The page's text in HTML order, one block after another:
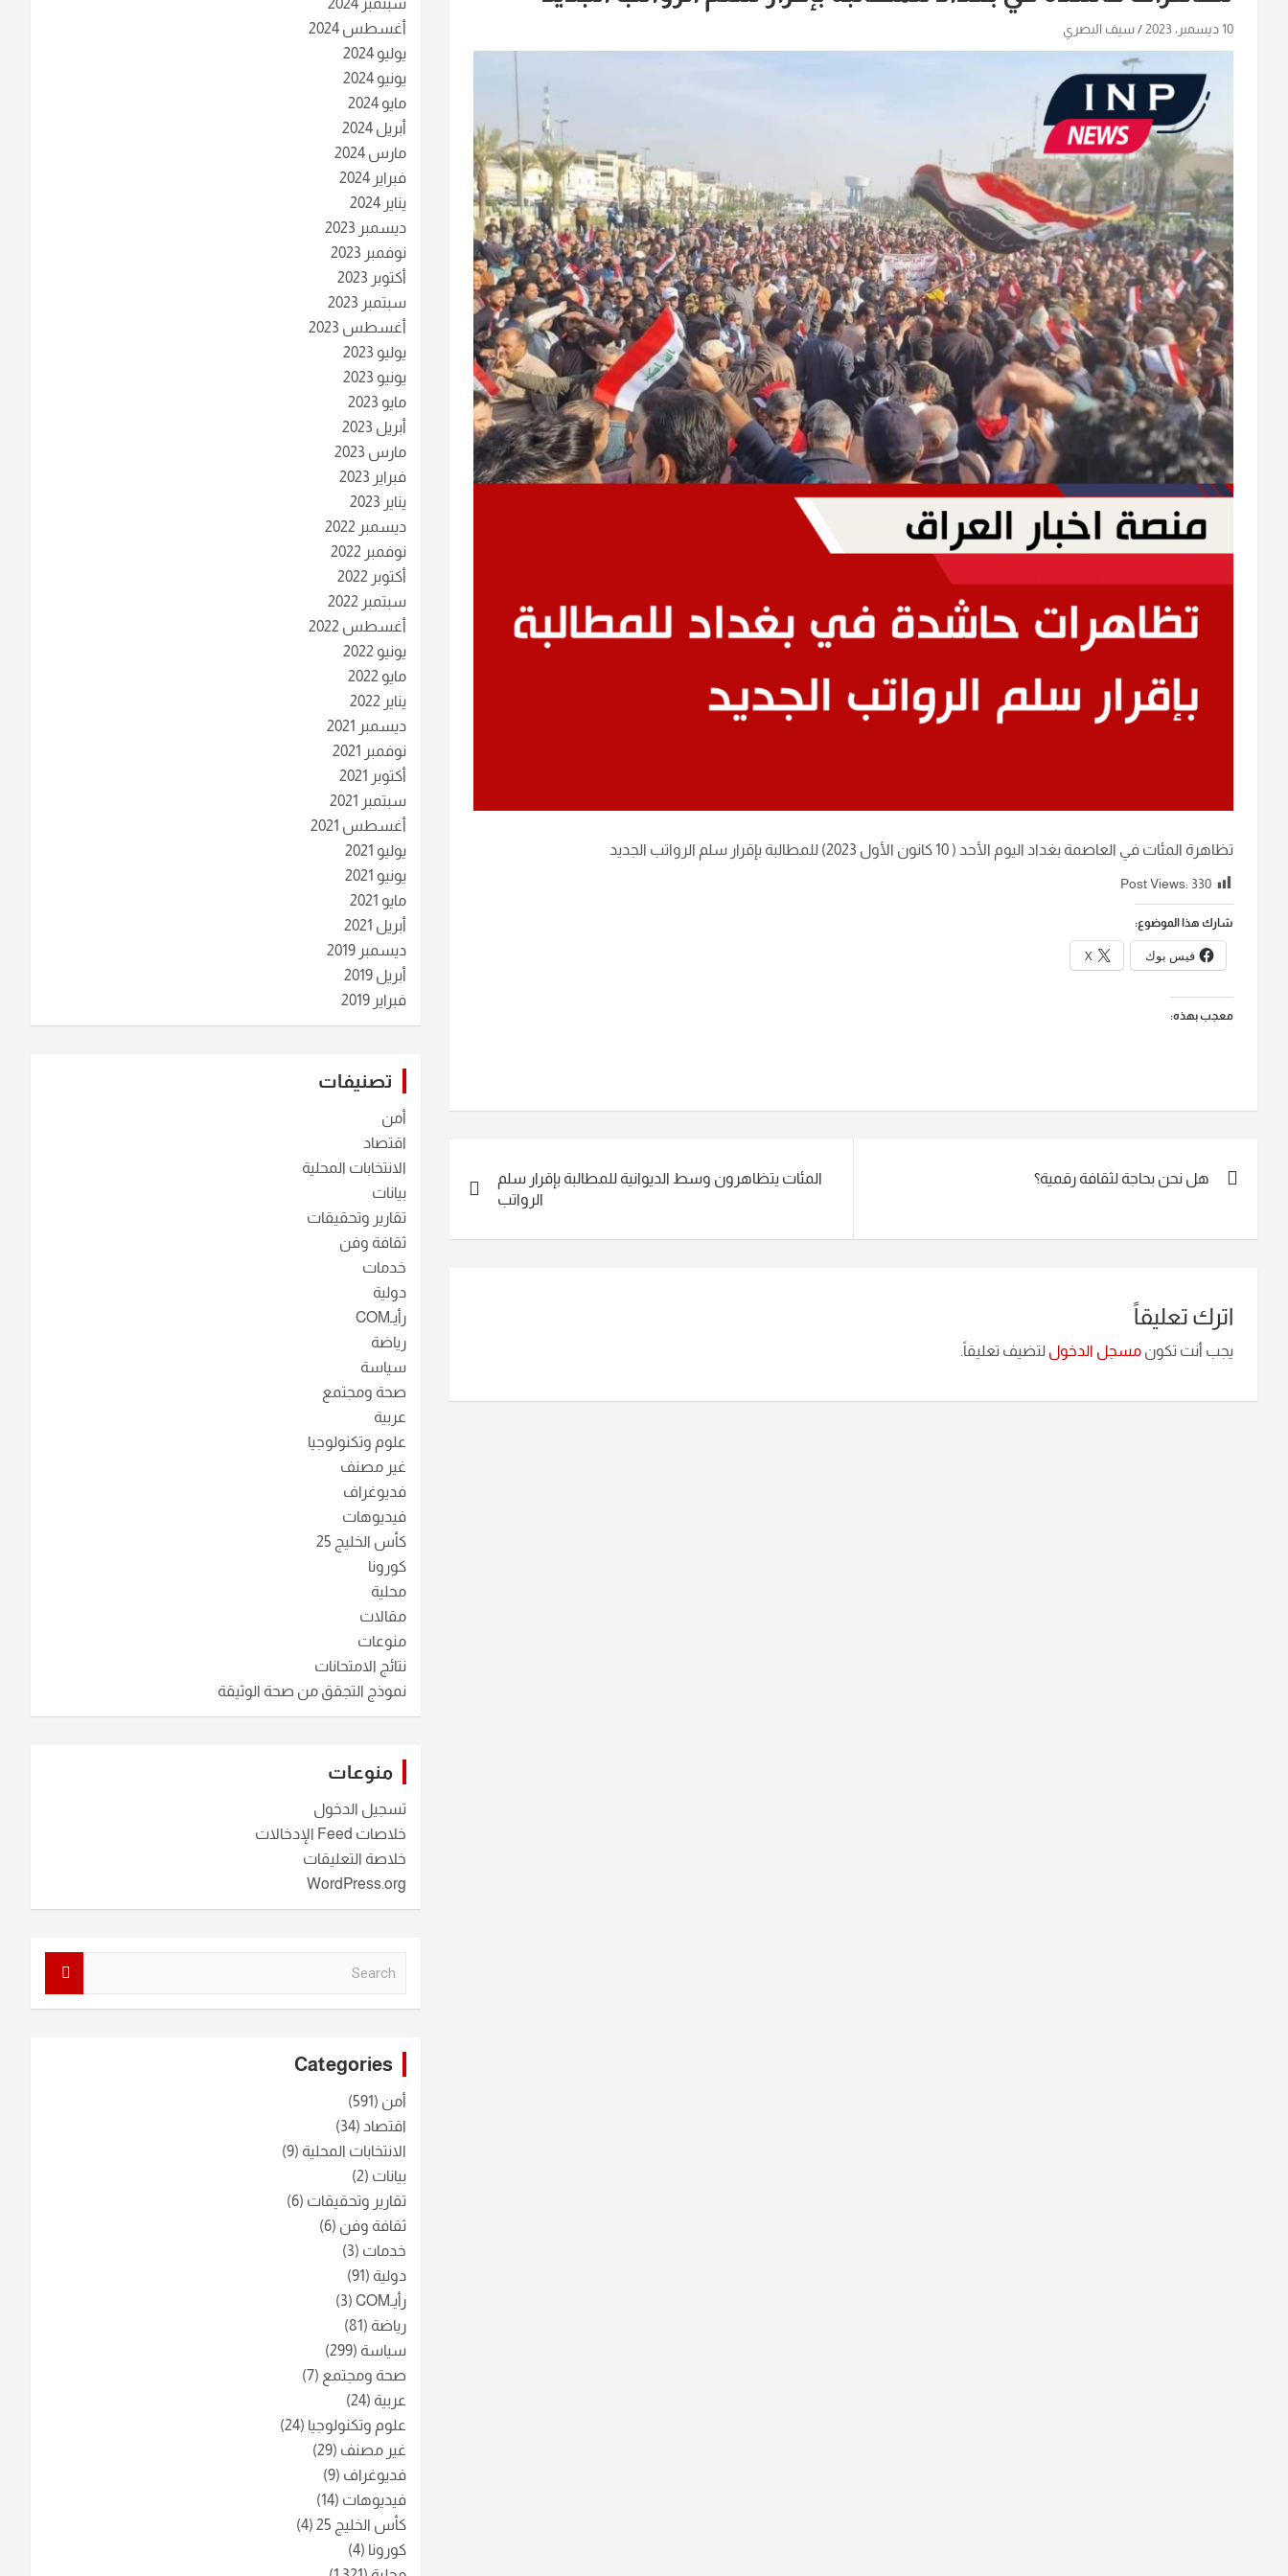
10 ديسمبر، 2023 سيف البصري
تظاهرة المئات في العاصمة بغداد اليوم الأحد ( 10 كانون الأول 2023) للمطالبة بإقرار سلم الرواتب الجديد
Post Views: 330
شارك هذا الموضوع:
فيس بوك X
معجب بهذه:
المقالات
هل نحن بحاجة لثقافة رقمية؟
المئات يتظاهرون وسط الديوانية للمطالبة بإقرار سلم
الرواتب
اترك تعليقاً
يجب أنت تكون مسجل الدخول لتضيف تعليقاً.
أغسطس 2024
يوليو 2024
يونيو 2024
مايو 2024
أبريل 2024
مارس 2024
فبراير 2024
يناير 2024
ديسمبر 2023
نوفمبر 2023
أكتوبر 2023
سبتمبر 2023
أغسطس 2023
يوليو 2023
يونيو 2023
مايو 2023
أبريل 2023
مارس 2023
فبراير 2023
يناير 2023
ديسمبر 2022
نوفمبر 2022
أكتوبر 2022
سبتمبر 2022
أغسطس 2022
يونيو 2022
مايو 2022
يناير 2022
ديسمبر 2021
نوفمبر 2021
أكتوبر 2021
سبتمبر 2021
أغسطس 2021
يوليو 2021
يونيو 2021
مايو 2021
أبريل 2021
ديسمبر 2019
أبريل 2019
فبراير 2019
تصنيفات
أمن
اقتصاد
الانتخابات المحلية
بيانات
تقارير وتحقيقات
ثقافة وفن
خدمات
دولية
رأيـCOM
رياضة
سياسة
صحة ومجتمع
عربية
علوم وتكنولوجيا
غير مصنف
فديوغراف
فيديوهات
كأس الخليج 25
كورونا
محلية
مقالات
منوعات
نتائج الامتحانات
نموذج التجقق من صحة الوثيقة
منوعات
تسجيل الدخول
خلاصات Feed الإدخالات
خلاصة التعليقات
WordPress.org
Categories
أمن (591)
اقتصاد (34)
الانتخابات المحلية (9)
بيانات (2)
تقارير وتحقيقات (6)
ثقافة وفن (6)
خدمات (3)
دولية (91)
رأيـCOM
(3)
رياضة (81)
سياسة (299)
صحة ومجتمع (7)
عربية (24)
علوم وتكنولوجيا (24)
غير مصنف (29)
فديوغراف (9)
فيديوهات (14)
كأس الخليج 25
(4)
كورونا (4)